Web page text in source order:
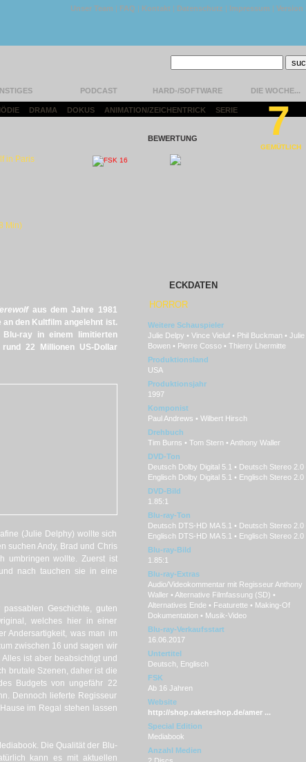
Unser Team | FAQ | Kontakt | Datenschutz | Impressum | Version
PODCAST HARD-/SOFTWARE DIE WOCHE...
DRAMA DOKUS ANIMATION/ZEICHENTRICK SERIE
in Paris
Min)
BEWERTUNG 7
GEMÜTLICH
aus dem Jahre 1981
den Kultfilm angelehnt ist.
ray in einem limitierten
22 Millionen US-Dollar
(Julie Delphy) wollte sich
suchen Andy, Brad und Chris
umbringen wollte. Zuerst ist
nach tauchen sie in eine
Geschichte, guten
welches hier in einer
Andersartigkeit, was man im
zwischen 16 und sagen wir
ist aber beabsichtigt und
brutale Szenen, daher ist die
Budgets von ungefähr 22
Dennoch lieferte Regisseur
im Regal stehen lassen
Die Qualität der Blu-
kann es mit aktuellen
ECKDATEN
HORROR
Weitere Schauspieler
Julie Delpy • Vince Vieluf • Phil Buckman • Julie
Bowen • Pierre Cosso • Thierry Lhermitte
Produktionsland
USA
Produktionsjahr
1997
Komponist
Paul Andrews • Wilbert Hirsch
Drehbuch
Tim Burns • Tom Stern • Anthony Waller
DVD-Ton
Deutsch Dolby Digital 5.1 • Deutsch Stereo 2.0
Englisch Dolby Digital 5.1 • Englisch Stereo 2.0
DVD-Bild
1.85:1
Blu-ray-Ton
Deutsch DTS-HD MA 5.1 • Deutsch Stereo 2.0
Englisch DTS-HD MA 5.1 • Englisch Stereo 2.0
Blu-ray-Bild
1.85:1
Blu-ray-Extras
Audio/Videokommentar mit Regisseur Anthony
Waller • Alternative Filmfassung (SD) •
Alternatives Ende • Featurette • Making-Of
Dokumentation • Musik-Video
Blu-ray-Verkaufsstart
16.06.2017
Untertitel
Deutsch, Englisch
FSK
Ab 16 Jahren
Website
http://shop.raketeshop.de/amer ...
Special Edition
Mediabook
Anzahl Medien